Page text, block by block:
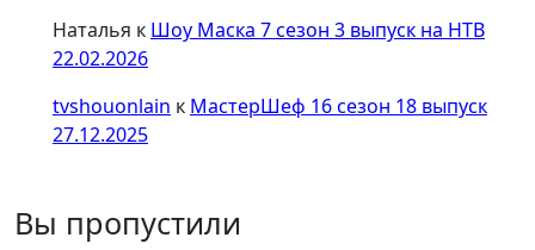
Наталья к Шоу Маска 7 сезон 3 выпуск на НТВ
22.02.2026
tvshouonlain к МастерШеф 16 сезон 18 выпуск
27.12.2025
Вы пропустили